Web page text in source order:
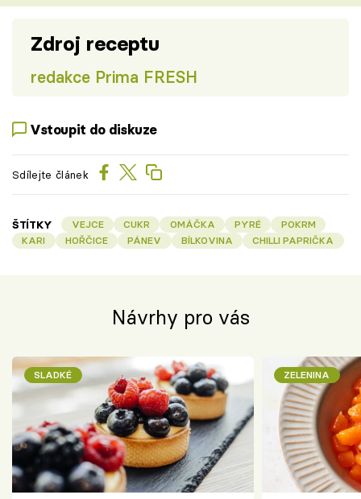
Zdroj receptu
redakce Prima FRESH
Vstoupit do diskuze
Sdílejte článek
ŠTÍTKY VEJCE CUKR OMÁČKA PYRÉ
POKRM
KARI
HOŘČICE PÁNEV BÍLKOVINA CHILLI PAPRIČKA
Návrhy pro vás
SLADKÉ ZELENINA